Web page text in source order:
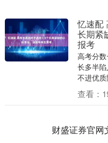
忆速配
长期紧
报考
高考分
长多半
不进优
业”的两
业的想
查看：
财盛证券官网